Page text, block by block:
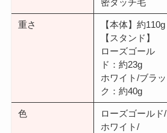
重さ
【本体】約110g
【スタンド】
ローズゴール
ド：約23g
ホワイト/ブラッ
ク：約40g
色
ローズゴールド/
ホワイト/